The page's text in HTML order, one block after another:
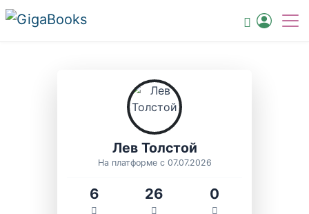
Лев Толстой
На платформе с 07.07.2026
6 26 0